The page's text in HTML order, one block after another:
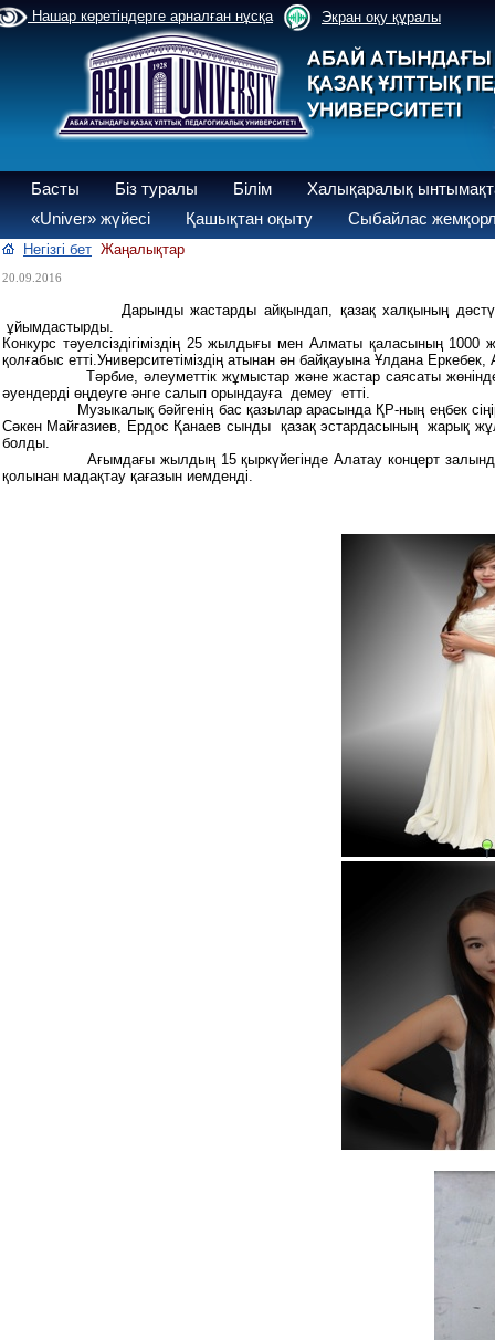
Нашар көретіндерге арналған нұсқа Экран оқу құралы
Басты Біз туралы Білім
Халықаралық
«Univer» жүйесі
Қашықтан оқыту Сыбайлас
Негізгі бет Жаңалықтар
20.09.2016
Дарынды жастарды айқындап, қазақ халқының дәстүрлі
ұйымдастырды.
Конкурс тәуелсіздігіміздің 25 жылдығы мен Алматы қаласының
қолғабыс етті.Университетіміздің атынан ән байқауына Ұлдана
Тәрбие, әлеуметтік жұмыстар және жастар саясаты жөніндегі
әуендерді өңдеуге әнге салып орындауға демеу етті.
Музыкалық бәйгенің бас қазылар арасында ҚР-ның еңбек
Сәкен Майғазиев, Ердос Қанаев сынды қазақ эстардасының жарық
болды.
Ағымдағы жылдың 15 қыркүйегінде Алатау концерт залында
қолынан мадақтау қағазын иемденді.